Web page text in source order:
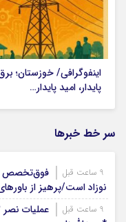
اینفوگرافی/ خوزستان؛
پایدار، امید پایدار…
سر خط خبرها
فوق‌تخصص
نوزاد است/پرهیز از